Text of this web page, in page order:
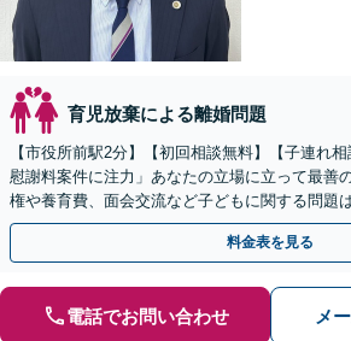
育児放棄による離婚問題
【市役所前駅2分】【初回相談無料】【子連れ
慰謝料案件に注力」あなたの立場に立って最善
権や養育費、面会交流など子どもに関する問題
に対応「安心の費用体系／経済状況に応じて柔
料金表を見る
電話でお問い合わせ メ